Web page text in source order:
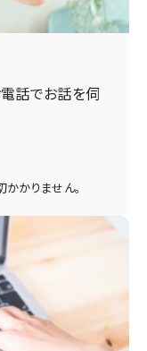
話でお話を伺
かりません。